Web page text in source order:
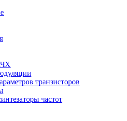
транзисторов
частот